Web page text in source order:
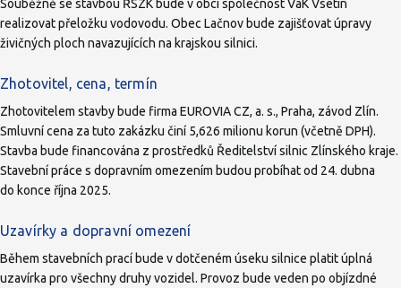
Souběžně se stavbou ŘSZK bude v obci společnost VaK Vsetín
realizovat přeložku vodovodu. Obec Lačnov bude zajišťovat úpravy
živičných ploch navazujících na krajskou silnici.
Zhotovitel, cena, termín
Zhotovitelem stavby bude firma EUROVIA CZ, a. s., Praha, závod Zlín.
Smluvní cena za tuto zakázku činí 5,626 milionu korun (včetně DPH).
Stavba bude financována z prostředků Ředitelství silnic Zlínského kraje.
Stavební práce s dopravním omezením budou probíhat od 24. dubna
do konce října 2025.
Uzavírky a dopravní omezení
Během stavebních prací bude v dotčeném úseku silnice platit úplná
uzavírka pro všechny druhy vozidel. Provoz bude veden po objízdné